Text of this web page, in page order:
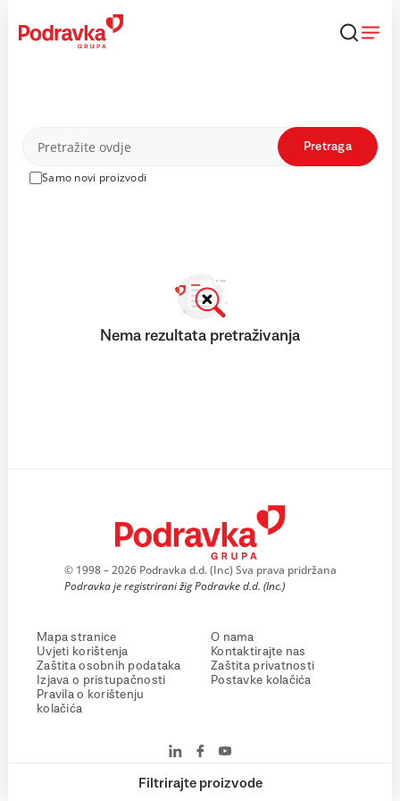
content
Proizvodi
Samo novi proizvodi
Pretraga
Filtrirajte proizvode
Nema rezultata pretraživanja
© 1998 – 2026 Podravka d.d. (Inc) Sva prava pridržana
Podravka je registrirani žig Podravke d.d. (Inc.)
Mapa stranice
Uvjeti korištenja
Zaštita osobnih podataka
Izjava o pristupačnosti
Pravila o korištenju
kolačića
O nama
Kontaktirajte nas
Zaštita privatnosti
Postavke kolačića